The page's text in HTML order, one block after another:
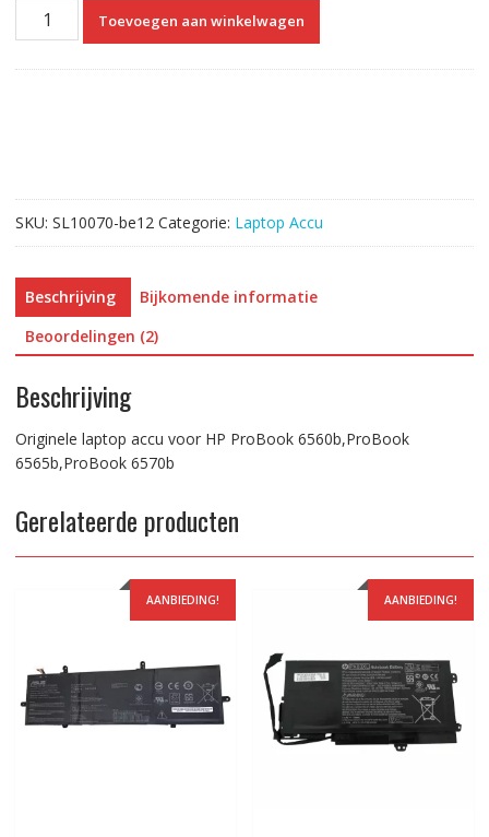
Originele
6570b
aantal
Toevoegen aan winkelwagen
SKU: SL10070-be12 Categorie: Laptop Accu
Beschrijving
Bijkomende informatie
Beoordelingen (2)
Beschrijving
Originele laptop accu voor HP ProBook 6560b,ProBook
6565b,ProBook 6570b
Gerelateerde producten
AANBIEDING! AANBIEDING!